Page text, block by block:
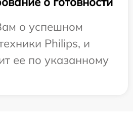
о успешном
Philips, и
ее по указанному